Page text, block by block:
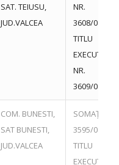
SAT. TEIUSU,
JUD.VALCEA
NR.
3608/
TITLU
EXECUTORIU
NR.
3609/
COM. BUNESTI,
SAT BUNESTI,
JUD.VALCEA
SOMAŢIE
3595/
TITLU
EXECUTORIU